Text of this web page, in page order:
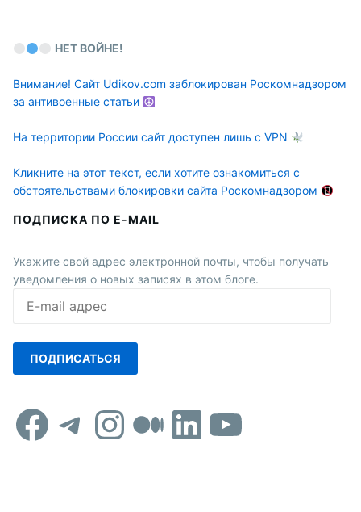
НЕТ ВОЙНЕ!
Внимание! Сайт Udikov.com заблокирован Роскомнадзором
за антивоенные статьи
На территории России сайт доступен лишь с VPN
Кликните на этот текст, если хотите ознакомиться с
обстоятельствами блокировки сайта Роскомнадзором
ПОДПИСКА ПО E-MAIL
Укажите свой адрес электронной почты, чтобы получать
уведомления о новых записях в этом блоге.
mail
ПОДПИСАТЬСЯ
Facebook
Telegram
Instagram
Средний
LinkedIn